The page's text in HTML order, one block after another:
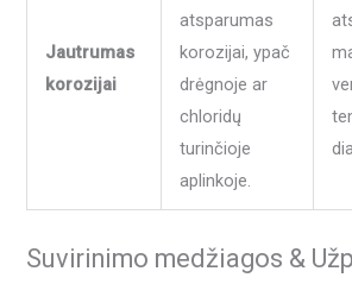
Jautrumas
korozijai
atsparumas
korozijai, ypač
drėgnoje ar
chloridų
turinčioje
aplinkoje.
Suvirinimo medžiagos &